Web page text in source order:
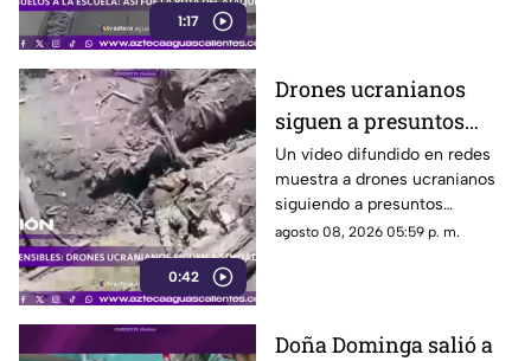
1:17
0:42
Drones ucranianos
siguen a presuntos
soldados rusos durante
varias horas
Un video difundido en redes
muestra a drones ucranianos
siguiendo a presuntos
soldados rusos antes de un
agosto 08, 2026 05:59 p. m.
Doña Dominga salió a